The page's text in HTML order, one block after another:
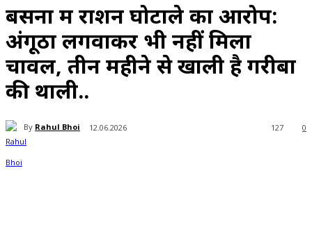
बसना में राशन घोटाले का आरोप:
अंगूठा लगवाकर भी नहीं मिला
चावल, तीन महीने से खाली है गरीबों
की थाली..
By Rahul Bhoi 12.06.2026 0
127